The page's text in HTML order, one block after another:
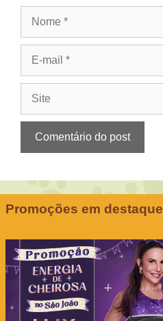
Promoções em destaque